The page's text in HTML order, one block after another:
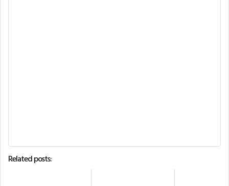
Related posts: